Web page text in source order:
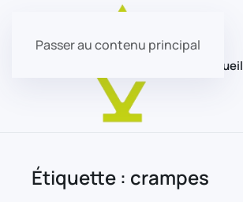
Passer au contenu principal
Accueil
Étiquette : crampes